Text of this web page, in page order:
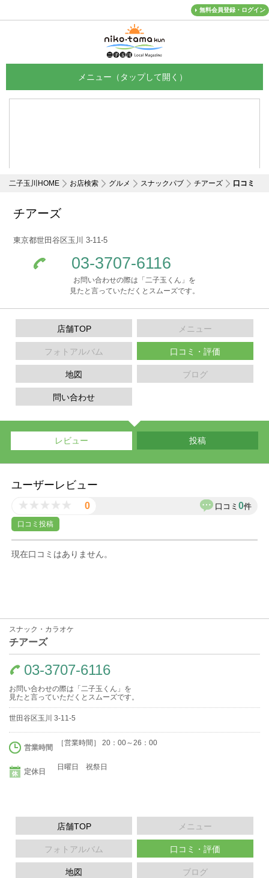
無料会員登録・ログイン
二子玉川HOME お店検索 グルメ スナックパブ チアーズ 口コミ
チアーズ
東京都世田谷区玉川 3-11-5
03-3707-6116
お問い合わせの際は「二子玉くん」を
見たと言っていただくとスムーズです。
店舗TOP メニュー
フォトアルバム 口コミ・評価
地図 ブログ
問い合わせ
レビュー 投稿
ユーザーレビュー
0 口コミ 0件
口コミ投稿
現在口コミはありません。
スナック・カラオケ
チアーズ
03-3707-6116
お問い合わせの際は「二子玉くん」を
見たと言っていただくとスムーズです。
世田谷区玉川 3-11-5
営業時間
［営業時間］ 20：00～26：00
定休日
日曜日 祝祭日
店舗TOP メニュー
フォトアルバム 口コミ・評価
地図 ブログ
メニュー